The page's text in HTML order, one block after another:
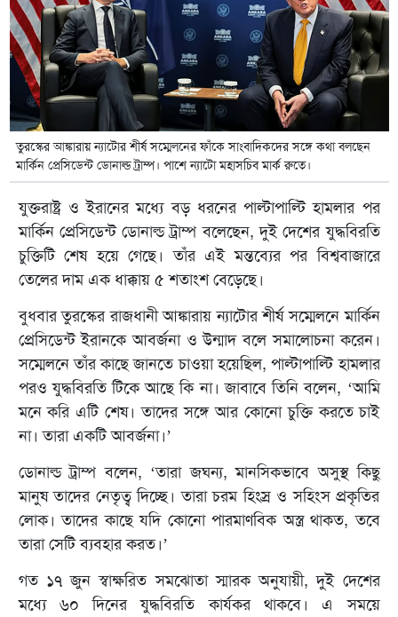
তুরস্কের আঙ্কারায় ন্যাটোর শীর্ষ সম্মেলনের ফাঁকে সাংবাদিকদের সঙ্গে কথা বলছেন
মার্কিন প্রেসিডেন্ট ডোনাল্ড ট্রাম্প। পাশে ন্যাটো মহাসচিব মার্ক রুতে।
যুক্তরাষ্ট্র ও ইরানের মধ্যে বড় ধরনের পাল্টাপাল্টি হামলার পর
মার্কিন প্রেসিডেন্ট ডোনাল্ড ট্রাম্প বলেছেন, দুই দেশের যুদ্ধবিরতি
চুক্তিটি শেষ হয়ে গেছে। তাঁর এই মন্তব্যের পর বিশ্ববাজারে
তেলের দাম এক ধাক্কায় ৫ শতাংশ বেড়েছে।
বুধবার তুরস্কের রাজধানী আঙ্কারায় ন্যাটোর শীর্ষ সম্মেলনে মার্কিন
প্রেসিডেন্ট ইরানকে আবর্জনা ও উন্মাদ বলে সমালোচনা করেন।
সম্মেলনে তাঁর কাছে জানতে চাওয়া হয়েছিল, পাল্টাপাল্টি হামলার
পরও যুদ্ধবিরতি টিকে আছে কি না। জাবাবে তিনি বলেন, ‘আমি
মনে করি এটি শেষ। তাদের সঙ্গে আর কোনো চুক্তি করতে চাই
না। তারা একটি আবর্জনা।’
ডোনাল্ড ট্রাম্প বলেন, ‘তারা জঘন্য, মানসিকভাবে অসুস্থ কিছু
মানুষ তাদের নেতৃত্ব দিচ্ছে। তারা চরম হিংস্র ও সহিংস প্রকৃতির
লোক। তাদের কাছে যদি কোনো পারমাণবিক অস্ত্র থাকত, তবে
তারা সেটি ব্যবহার করত।’
গত ১৭ জুন স্বাক্ষরিত সমঝোতা স্মারক অনুযায়ী, দুই দেশের
মধ্যে ৬০ দিনের যুদ্ধবিরতি কার্যকর থাকবে। এ সময়ে